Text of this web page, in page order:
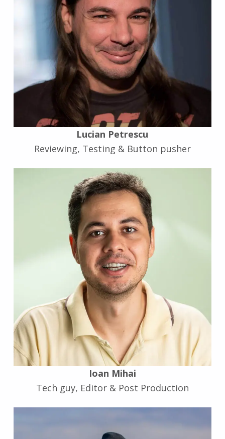
Lucian Petrescu
Reviewing, Testing & Button pusher
Ioan Mihai
Tech guy, Editor & Post Production